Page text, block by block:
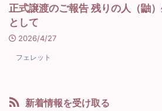
正式譲渡のご報告 残りの人（鼬
として
2026/4/27
フェレット
新着情報を受け取る